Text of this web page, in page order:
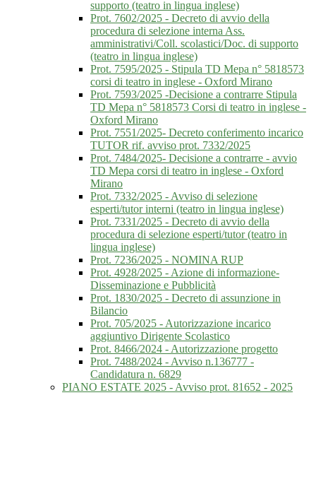
supporto (teatro in lingua inglese)
Prot. 7602/2025 - Decreto di avvio della
procedura di selezione interna Ass.
amministrativi/Coll. scolastici/Doc. di supporto
(teatro in lingua inglese)
Prot. 7595/2025 - Stipula TD Mepa n° 5818573
corsi di teatro in inglese - Oxford Mirano
Prot. 7593/2025 -Decisione a contrarre Stipula
TD Mepa n° 5818573 Corsi di teatro in inglese -
Oxford Mirano
Prot. 7551/2025- Decreto conferimento incarico
TUTOR rif. avviso prot. 7332/2025
Prot. 7484/2025- Decisione a contrarre - avvio
TD Mepa corsi di teatro in inglese - Oxford
Mirano
Prot. 7332/2025 - Avviso di selezione
esperti/tutor interni (teatro in lingua inglese)
Prot. 7331/2025 - Decreto di avvio della
procedura di selezione esperti/tutor (teatro in
lingua inglese)
Prot. 7236/2025 - NOMINA RUP
Prot. 4928/2025 - Azione di informazione-
Disseminazione e Pubblicità
Prot. 1830/2025 - Decreto di assunzione in
Bilancio
Prot. 705/2025 - Autorizzazione incarico
aggiuntivo Dirigente Scolastico
Prot. 8466/2024 - Autorizzazione progetto
Prot. 7488/2024 - Avviso n.136777 -
Candidatura n. 6829
PIANO ESTATE 2025 - Avviso prot. 81652 - 2025